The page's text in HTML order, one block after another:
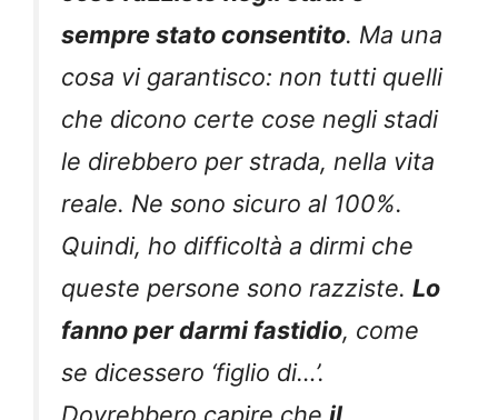
sempre stato consentito. Ma una
cosa vi garantisco: non tutti quelli
che dicono certe cose negli stadi
le direbbero per strada, nella vita
reale. Ne sono sicuro al 100%.
Quindi, ho difficoltà a dirmi che
queste persone sono razziste. Lo
fanno per darmi fastidio, come
se dicessero ‘figlio di…’.